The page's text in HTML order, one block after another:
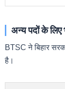
अन्य पदों के
BTSC ने बिहार
है।